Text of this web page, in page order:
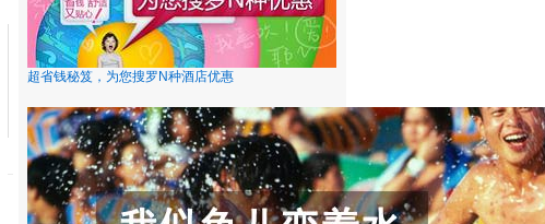
超省钱秘笈，为您搜罗N种酒店优惠